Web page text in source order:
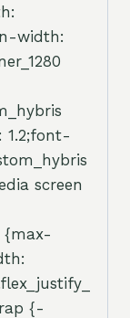
width:
1.2;font-
screen
{max-
{-